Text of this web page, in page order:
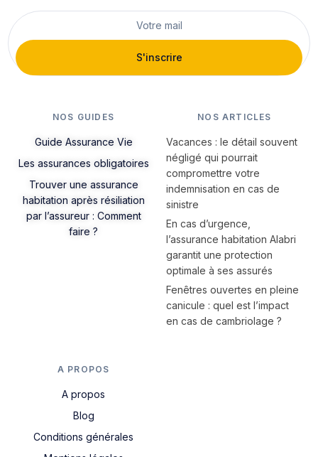
S'inscrire
NOS GUIDES
Guide Assurance Vie
Les assurances obligatoires
Trouver une assurance
habitation après résiliation
par l’assureur : Comment
faire ?
NOS ARTICLES
Vacances : le détail souvent
négligé qui pourrait
compromettre votre
indemnisation en cas de
sinistre
En cas d’urgence,
l’assurance habitation Alabri
garantit une protection
optimale à ses assurés
Fenêtres ouvertes en pleine
canicule : quel est l’impact
en cas de cambriolage ?
A PROPOS
A propos
Blog
Conditions générales